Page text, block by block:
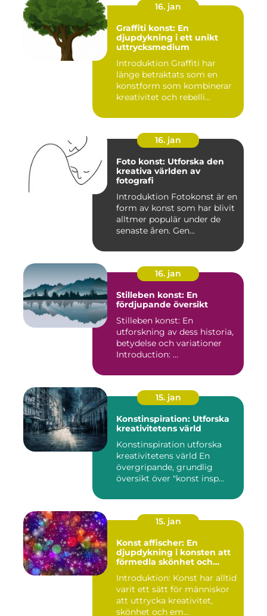
16. jan
Graffiti konst: En
djupdykning i ett unikt
uttrycksmedium
Introduktion Graffiti har
länge betraktats som en
konstform som kombinerar
kreativitet och rebelli...
16. jan
Foto konst: Utforska den
kreativa världen av
fotografi
Introduktion Fotokonst är en
form av konst som har blivit
alltmer populär under de
senaste åren. Gen...
16. jan
Stilleben konst: En
fördjupande översikt
Stilleben konst: En
utforskning av dess historia,
betydelse och variationer
Introduction: ...
15. jan
Konstinspiration: Utforska
kreativitetens värld
Konstinspiration utforska
kreativitetens värld En
övergripande, grundlig
översikt över "konst insp...
15. jan
Konst affischer: En
djupdykning i konsten att
förmedla skönhet och
Introduktion: Konst har alltid
varit ett sätt för människor
att uttrycka kreativitet,
skönhet och em...